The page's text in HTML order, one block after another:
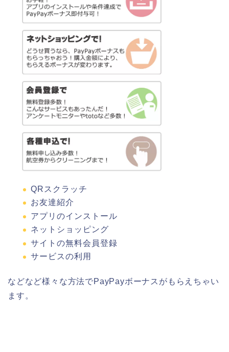
QRスクラッチ
お友達紹介
アプリのインストール
ネットショッピング
サイトの無料会員登録
サービスの利用
などなど様々な方法でPayPayボーナスがもらえちゃい
ます。